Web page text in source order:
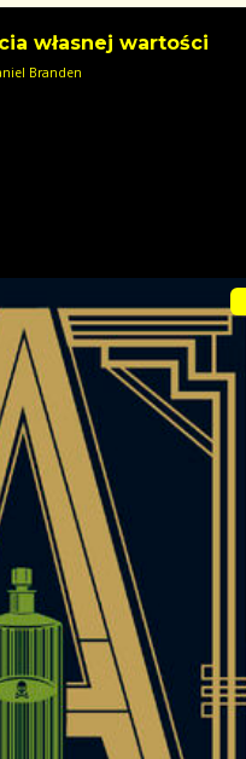
własnej wartości
Branden